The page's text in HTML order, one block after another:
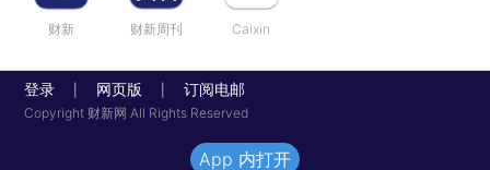
财新 财新周刊 Caixin
登录 网页版 订阅电邮
Copyright 财新网 All Rights Reserved
App 内打开